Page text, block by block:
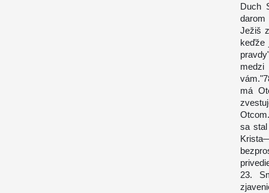
Duch
Ježiš
keďže
medzi
má
sa stal
23.